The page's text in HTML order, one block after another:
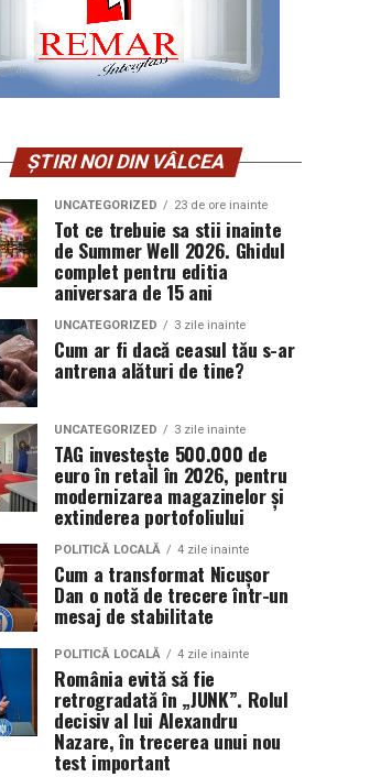
ȘTIRI NOI DIN VÂLCEA
UNCATEGORIZED 23 de ore inainte
Tot ce trebuie sa stii inainte
de Summer Well 2026. Ghidul
complet pentru editia
aniversara de 15 ani
UNCATEGORIZED 3 zile inainte
Cum ar fi dacă ceasul tău s-ar
antrena alături de tine?
UNCATEGORIZED 3 zile inainte
TAG investește 500.000 de
euro în retail în 2026, pentru
modernizarea magazinelor și
extinderea portofoliului
POLITICĂ LOCALĂ 4 zile inainte
Cum a transformat Nicușor
Dan o notă de trecere într-un
mesaj de stabilitate
POLITICĂ LOCALĂ 4 zile inainte
România evită să fie
retrogradată în „JUNK”. Rolul
decisiv al lui Alexandru
Nazare, în trecerea unui nou
test important